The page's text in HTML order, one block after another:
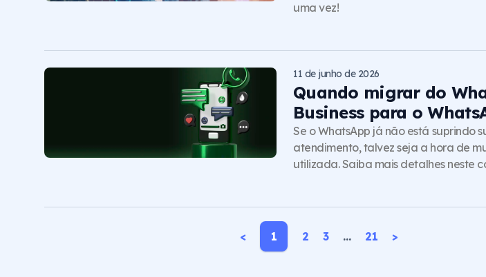
uma vez!
Quando migrar do
Business para o
11 de junho de 2026
Se o WhatsApp já não está suprindo
atendimento, talvez seja a hora de
utilizada. Saiba mais detalhes neste
< 1 2 3 … 21 >